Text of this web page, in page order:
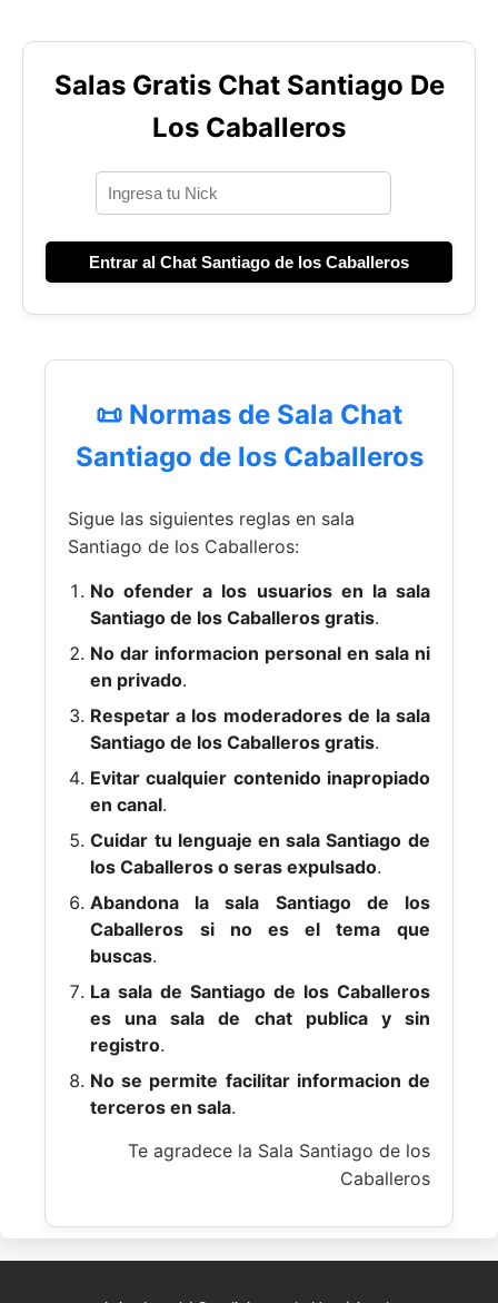
Salas Gratis Chat Santiago De
Los Caballeros
Entrar al Chat Santiago de los Caballeros
📜 Normas de Sala Chat
Santiago de los Caballeros
Sigue las siguientes reglas en sala
Santiago de los Caballeros:
No ofender a los usuarios en la sala
Santiago de los Caballeros gratis.
No dar informacion personal en sala ni
en privado.
Respetar a los moderadores de la sala
Santiago de los Caballeros gratis.
Evitar cualquier contenido inapropiado
en canal.
Cuidar tu lenguaje en sala Santiago de
los Caballeros o seras expulsado.
Abandona la sala Santiago de los
Caballeros si no es el tema que
buscas.
La sala de Santiago de los Caballeros
es una sala de chat publica y sin
registro.
No se permite facilitar informacion de
terceros en sala.
Te agradece la Sala Santiago de los
Caballeros